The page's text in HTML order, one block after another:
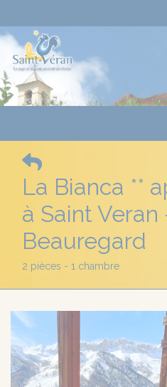
La Bianca **
à Saint Veran
Beauregard
2 pièces - 1 chambre